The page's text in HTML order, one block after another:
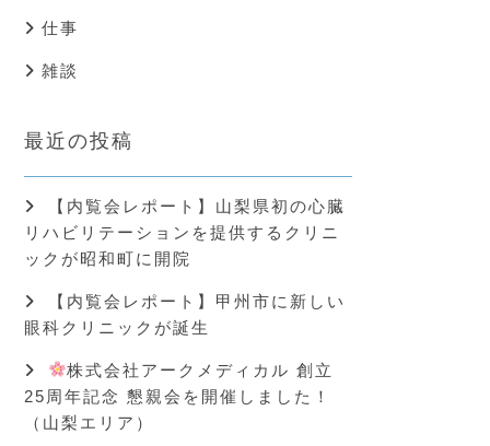
仕事
雑談
最近の投稿
【内覧会レポート】山梨県初の心臓
リハビリテーションを提供するクリニ
ックが昭和町に開院
【内覧会レポート】甲州市に新しい
眼科クリニックが誕生
株式会社アークメディカル 創立
25周年記念 懇親会を開催しました！
（山梨エリア）